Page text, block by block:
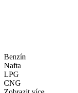
Benzín
Nafta
LPG
CNG